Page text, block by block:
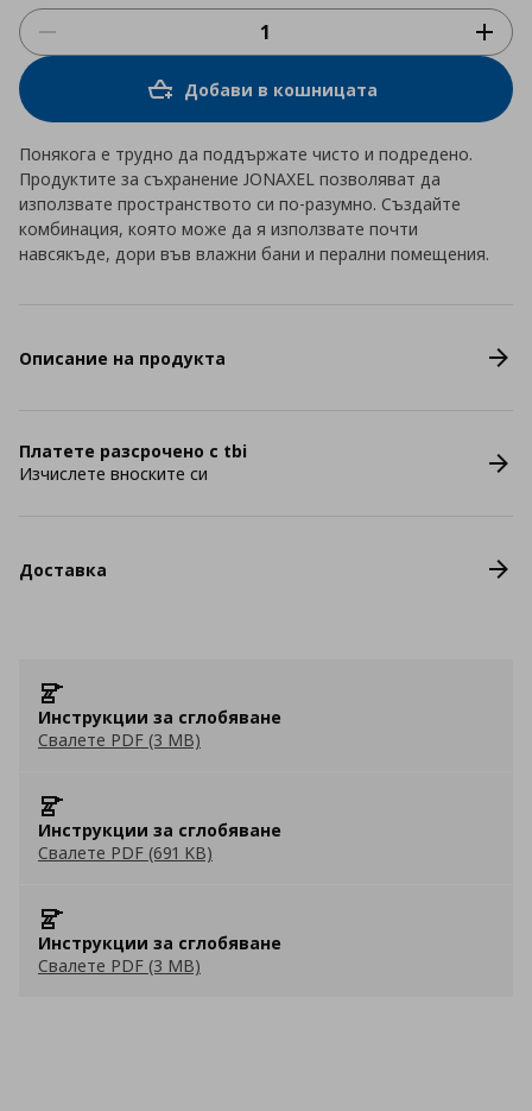
Добави в кошницата
Понякога е трудно да поддържате чисто и подредено.
Продуктите за съхранение JONAXEL позволяват да
използвате пространството си по-разумно. Създайте
комбинация, която може да я използвате почти
навсякъде, дори във влажни бани и перални помещения.
Описание на продукта
Платете разсрочено с tbi
Изчислете вноските си
Доставка
Инструкции за сглобяване
Свалете PDF (3 MB)
Инструкции за сглобяване
Свалете PDF (691 KB)
Инструкции за сглобяване
Свалете PDF (3 MB)